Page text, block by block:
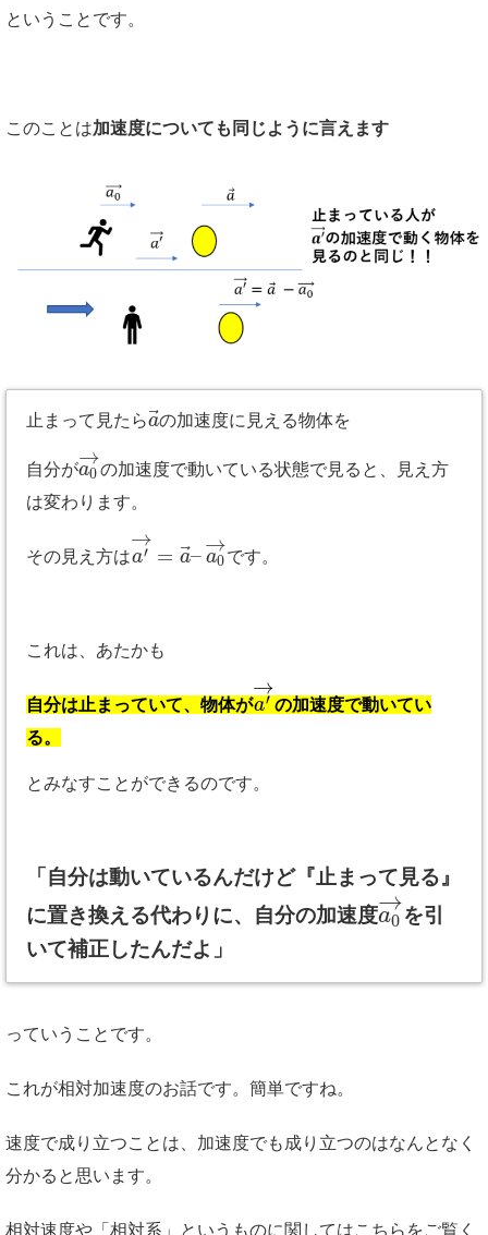
ということです。
このことは加速度についても同じように言えます
止まって見たらa⃗の加速度に見える物体を
自分がa0
→
の加速度で動いている状態で見ると、見え方
は変わります。
その見え方はa′
→
= a⃗
– a0
→
です。
これは、あたかも
自分は止まっていて、物体がa′
→
の加速度で動いてい
る。
とみなすことができるのです。
「自分は動いているんだけど『止まって見る』
に置き換える代わりに、自分の加速度a0
→
を引
いて補正したんだよ」
っていうことです。
これが相対加速度のお話です。簡単ですね。
速度で成り立つことは、加速度でも成り立つのはなんとなく
分かると思います。
相対速度や「相対系」というものに関してはこちらをご覧く